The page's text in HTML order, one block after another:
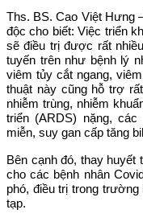
Ths. BS. Cao Việt Hưng
độc cho biết: Việc triển
sẽ điều trị được rất
tuyến trên như bệnh lý
viêm tủy cắt ngang,
thuật này cũng hỗ trợ
nhiễm trùng, nhiễm
triển (ARDS) nặng,
miễn, suy gan cấp tăng
Bên cạnh đó, thay
cho các bệnh nhân
phó, điều trị trong
tạp.